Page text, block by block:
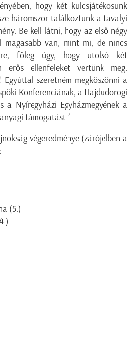
hogy két kulcsjátékosunk
háromszor találkoztunk a tavalyi
Be kell látni, hogy az első négy
magasabb van, mintmi, de nincs
főleg úgy, hogy utolsó két
erős ellenfeleket vertünk meg.
Egyúttal szeretném megköszönni a
Konferenciának, a Hajdúdorogi
a Nyíregyházi Egyházmegyének a
támogatást.”
végeredménye (zárójelben a
(5.)